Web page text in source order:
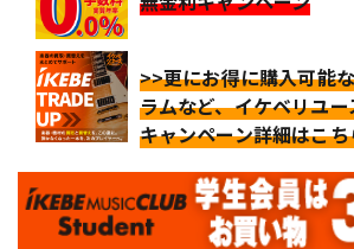
>>更にお得に購入可能
ラムなど、イケベリユ
キャンペーン詳細はこ